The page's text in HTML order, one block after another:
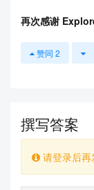
再次感谢
赞同 2
撰写答案
请登录后再